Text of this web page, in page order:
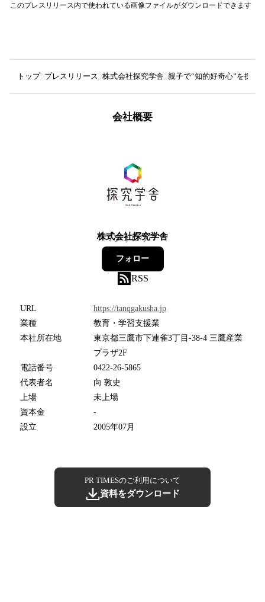
このプレスリリース内で使われている画像ファイルがダウンロードできます
トップ プレスリリース 株式会社探究学舎 親子で“知的好奇心”を探究
会社概要
株式会社探究学舎
7フォロワー
フォロー
RSS
URL
https://tanqgakusha.jp
業種
教育・学習支援業
本社所在地
東京都三鷹市下連雀3丁目-38-4 三鷹産業
プラザ2F
電話番号
0422-26-5865
代表者名
向 敦史
上場
未上場
資本金
-
設立
2005年07月
PR TIMESのご利用について
資料をダウンロード